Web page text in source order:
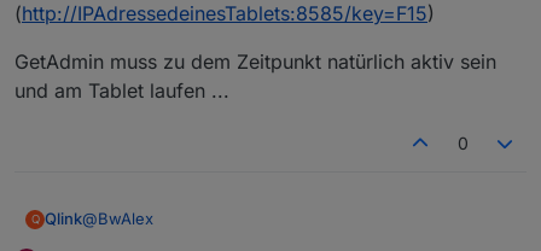
(http://IPAdressedeinesTablets:8585/key=F15)
GetAdmin muss zu dem Zeitpunkt natürlich aktiv sein
und am Tablet laufen ...
0
Q Qlink@BwAlex